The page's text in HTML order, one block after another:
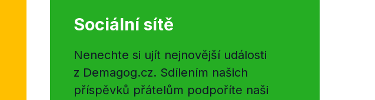
Sociální sítě
Nenechte si ujít nejnovější události
z Demagog.cz. Sdílením našich
příspěvků přátelům podpoříte naši